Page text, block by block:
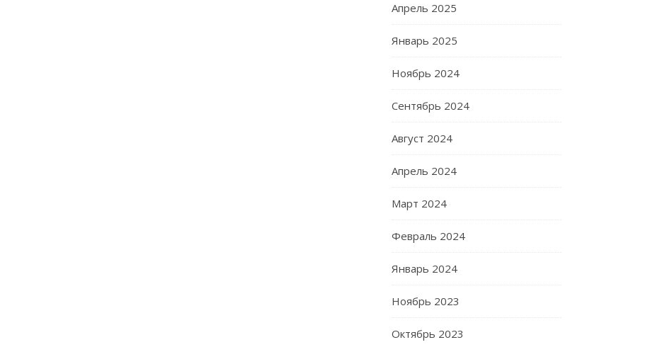
Апрель 2025
Январь 2025
Ноябрь 2024
Сентябрь 2024
Август 2024
Апрель 2024
Март 2024
Февраль 2024
Январь 2024
Ноябрь 2023
Октябрь 2023